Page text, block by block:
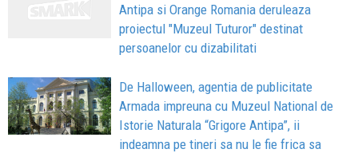
Antipa si Orange Romania deruleaza
proiectul "Muzeul Tuturor" destinat
persoanelor cu dizabilitati
De Halloween, agentia de publicitate
Armada impreuna cu Muzeul National de
Istorie Naturala “Grigore Antipa”, ii
indeamna pe tineri sa nu le fie frica sa